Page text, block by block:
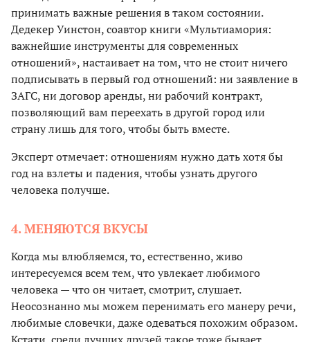
принимать важные решения в таком состоянии.
Дедекер Уинстон, соавтор книги «Мультиамория:
важнейшие инструменты для современных
отношений», настаивает на том, что не стоит ничего
подписывать в первый год отношений: ни заявление в
ЗАГС, ни договор аренды, ни рабочий контракт,
позволяющий вам переехать в другой город или
страну лишь для того, чтобы быть вместе.
Эксперт отмечает: отношениям нужно дать хотя бы
год на взлеты и падения, чтобы узнать другого
человека получше.
4. МЕНЯЮТСЯ ВКУСЫ
Когда мы влюбляемся, то, естественно, живо
интересуемся всем тем, что увлекает любимого
человека — что он читает, смотрит, слушает.
Неосознанно мы можем перенимать его манеру речи,
любимые словечки, даже одеваться похожим образом.